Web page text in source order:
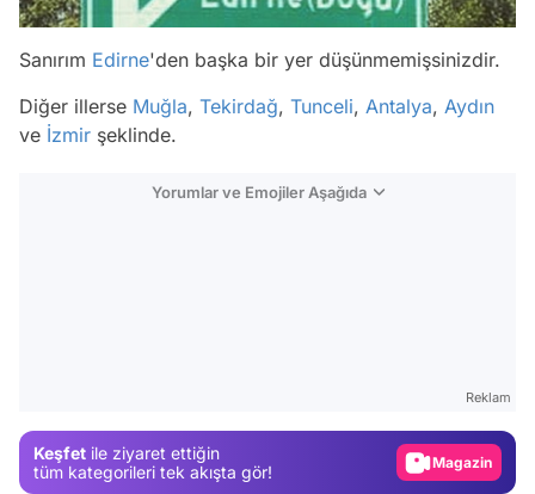
Sanırım Edirne'den başka bir yer düşünmemişsinizdir.
Diğer illerse Muğla, Tekirdağ, Tunceli, Antalya, Aydın
ve İzmir şeklinde.
Yorumlar ve Emojiler Aşağıda
Reklam
Keşfet ile ziyaret ettiğin
tüm kategorileri tek akışta gör!
Video